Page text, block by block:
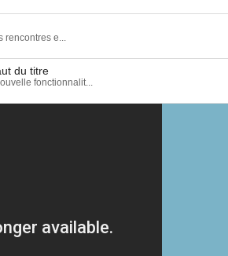
rencontres e...
du titre
fonctionnalit...